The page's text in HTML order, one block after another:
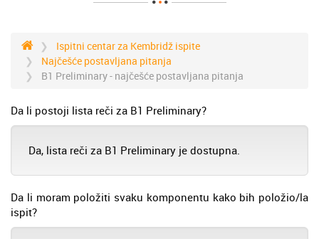
Ispitni centar za Kembridž ispite
Najčešće postavljana pitanja
B1 Preliminary - najčešće postavljana pitanja
Da li postoji lista reči za B1 Preliminary?
Da, lista reči za B1 Preliminary je dostupna.
Da li moram položiti svaku komponentu kako bih položio/la
ispit?